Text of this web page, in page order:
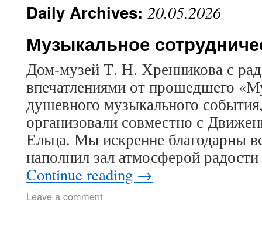
Daily Archives: 20.05.2026
Музыкальное
Дом‑музей Т. Н. Хренникова с
впечатлениями от прошедшего
душевного музыкального
организовали совместно с
Ельца. Мы искренне благодарны
наполнил зал атмосферой
Continue reading →
Leave a comment